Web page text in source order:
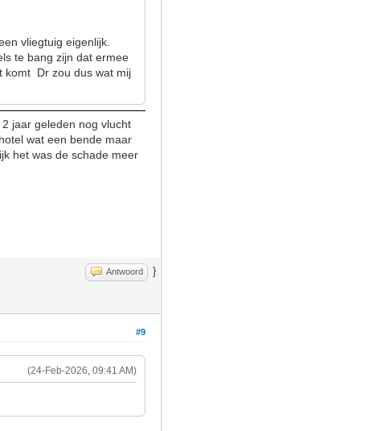
vliegtuig eigenlijk.
te bang zijn dat ermee
komt Dr zou dus wat mij
jaar geleden nog vlucht
wat een bende maar
het was de schade meer
Antwoord }
#9
(24-Feb-2026, 09:41 AM)